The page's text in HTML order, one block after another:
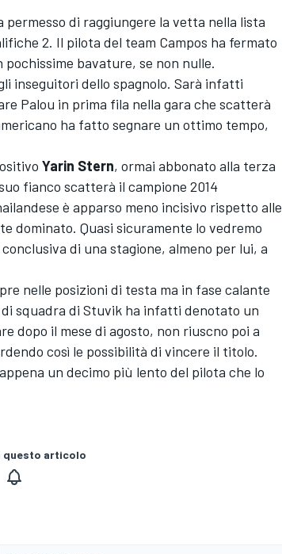
di raggiungere la vetta nella lista
2. Il pilota del team Campos ha fermato
pochissime bavature, se non nulle.
inseguitori dello spagnolo. Sarà infatti
Palou in prima fila nella gara che scatterà
ha fatto segnare un ottimo tempo,
Yarin Stern, ormai abbonato alla terza
fianco scatterà il campione 2014
è apparso meno incisivo rispetto alle
dominato. Quasi sicuramente lo vedremo
di una stagione, almeno per lui, a
nelle posizioni di testa ma in fase calante
squadra di Stuvik ha infatti denotato un
dopo il mese di agosto, non riuscno poi a
così le possibilità di vincere il titolo.
un decimo più lento del pilota che lo
questo articolo